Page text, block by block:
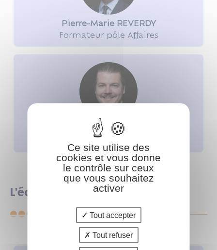
Pierre-Marie REVERDY
Formateur pôle Affaires
Denis ROUSSEAU
Formateur pôle Immobilier
L'équipe administrative
Ce site utilise des
cookies et vous donne
le contrôle sur ceux
que vous souhaitez
activer
Tout accepter
Tout refuser